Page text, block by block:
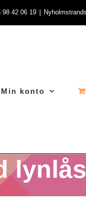
98 42 06 19
Min konto
lynlås